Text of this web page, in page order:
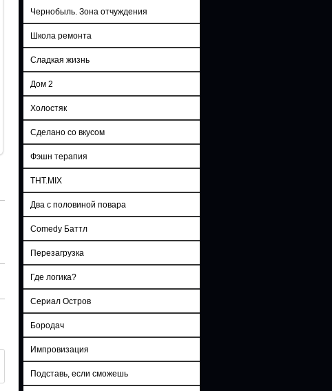
Чернобыль. Зона отчуждения
Школа ремонта
Сладкая жизнь
Дом 2
Холостяк
Сделано со вкусом
Фэшн терапия
ТНТ.MIX
Два с половиной повара
Comedy Баттл
Перезагрузка
Где логика?
Сериал Остров
Бородач
Импровизация
Подставь, если сможешь